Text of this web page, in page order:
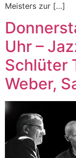
Meisters zur […]
Uhr –
Schlüter
Weber,